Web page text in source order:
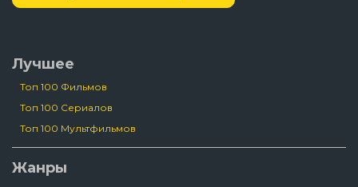
Лучшее
Топ 100 Фильмов
Топ 100 Сериалов
Топ 100 Мультфильмов
Жанры